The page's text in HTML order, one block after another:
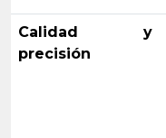
Calidad y
precisión